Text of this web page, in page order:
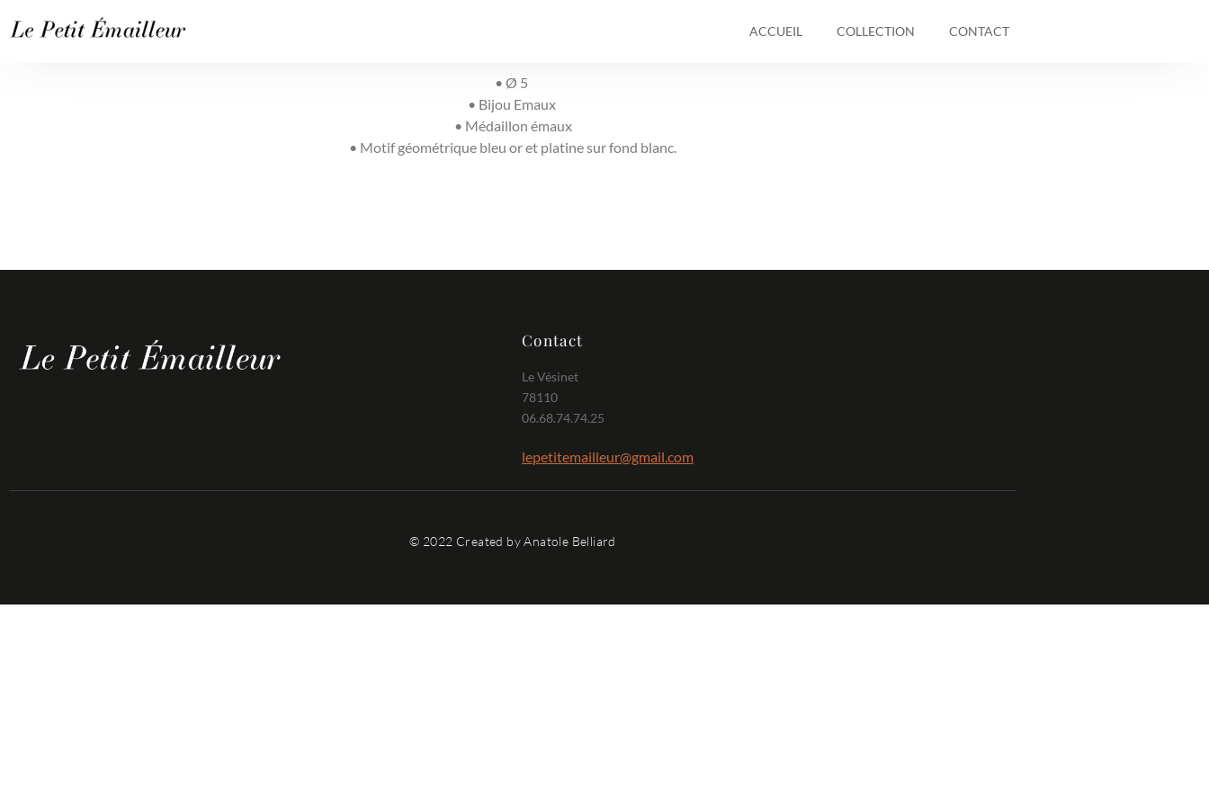
ACCUEIL COLLECTION CONTACT
• Ø 5
• Bijou Emaux
• Médaillon émaux
• Motif géométrique bleu or et platine sur fond blanc.
Contact
Le Vésinet
78110
06.68.74.74.25
lepetitemailleur@gmail.com
© 2022 Created by Anatole Belliard